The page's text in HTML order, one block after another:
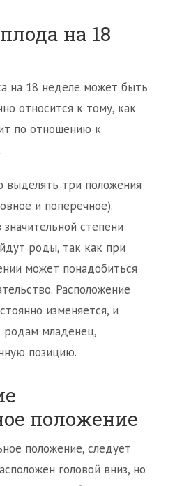
на 18
на 18 неделе может быть
относится к тому, как
по отношению к
выделять три положения
и поперечное).
степени
роды, так как при
может понадобиться
Расположение
изменяется, и
родам младенец,
позицию.
положение
положение, следует
головой вниз, но